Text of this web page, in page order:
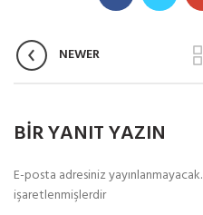
NEWER
BIR YANIT YAZIN
E-posta adresiniz yayınlanmayacak.
işaretlenmişlerdir